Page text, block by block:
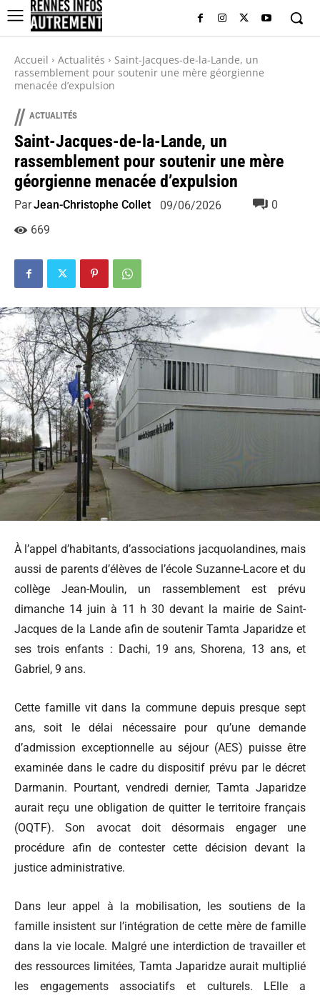
Accueil Actualités
Saint-Jacques-de-la-Lande, un
rassemblement pour soutenir une mère géorgienne
menacée d’expulsion
// ACTUALITÉS
Saint-Jacques-de-la-Lande, un
rassemblement pour soutenir une mère
géorgienne menacée d’expulsion
ParJean-Christophe Collet 09/06/2026
0
669
À l’appel d’habitants, d’associations jacquolandines, mais
aussi de parents d’élèves de l’école Suzanne-Lacore et du
collège Jean-Moulin, un rassemblement est prévu
dimanche 14 juin à 11 h 30 devant la mairie de Saint-
Jacques de la Lande afin de soutenir Tamta Japaridze et
ses trois enfants : Dachi, 19 ans, Shorena, 13 ans, et
Gabriel, 9 ans.
Cette famille vit dans la commune depuis presque sept
ans, soit le délai nécessaire pour qu’une demande
d’admission exceptionnelle au séjour (AES) puisse être
examinée dans le cadre du dispositif prévu par le décret
Darmanin. Pourtant, vendredi dernier, Tamta Japaridze
aurait reçu une obligation de quitter le territoire français
(OQTF). Son avocat doit désormais engager une
procédure afin de contester cette décision devant la
justice administrative.
Dans leur appel à la mobilisation, les soutiens de la
famille insistent sur l’intégration de cette mère de famille
dans la vie locale. Malgré une interdiction de travailler et
des ressources limitées, Tamta Japaridze aurait multiplié
les engagements associatifs et culturels. LElle a